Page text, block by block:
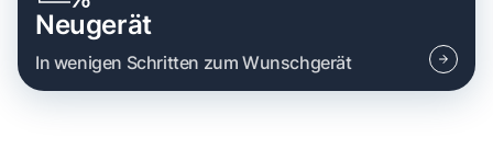
Neugerät
In wenigen Schritten zum Wunschgerät